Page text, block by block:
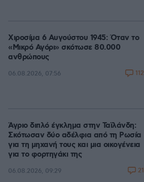
Χιροσίμα 6 Αυγούστου 1945: Όταν το
«Μικρό Αγόρι» σκότωσε 80.000
ανθρώπους
06.08.2026, 07:56 112
Άγριο διπλό έγκλημα στην Ταϊλάνδη:
Σκότωσαν δύο αδέλφια από τη Ρωσία
για τη μηχανή τους και μια οικογένεια
για το φορτηγάκι της
06.08.2026, 09:29 21